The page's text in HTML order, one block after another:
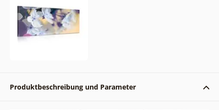
Produktbeschreibung und Parameter